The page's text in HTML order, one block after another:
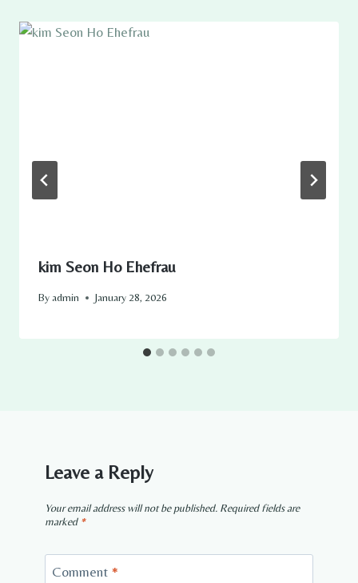
kim Seon Ho Ehefrau
By admin January 28, 2026
Leave a Reply
Your email address will not be published. Required fields are
marked *
Comment *